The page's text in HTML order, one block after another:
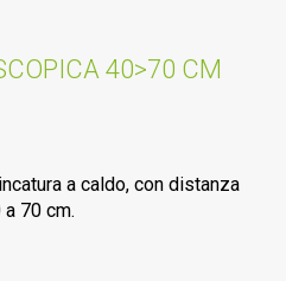
40>70 CM
a caldo, con distanza
70 cm.